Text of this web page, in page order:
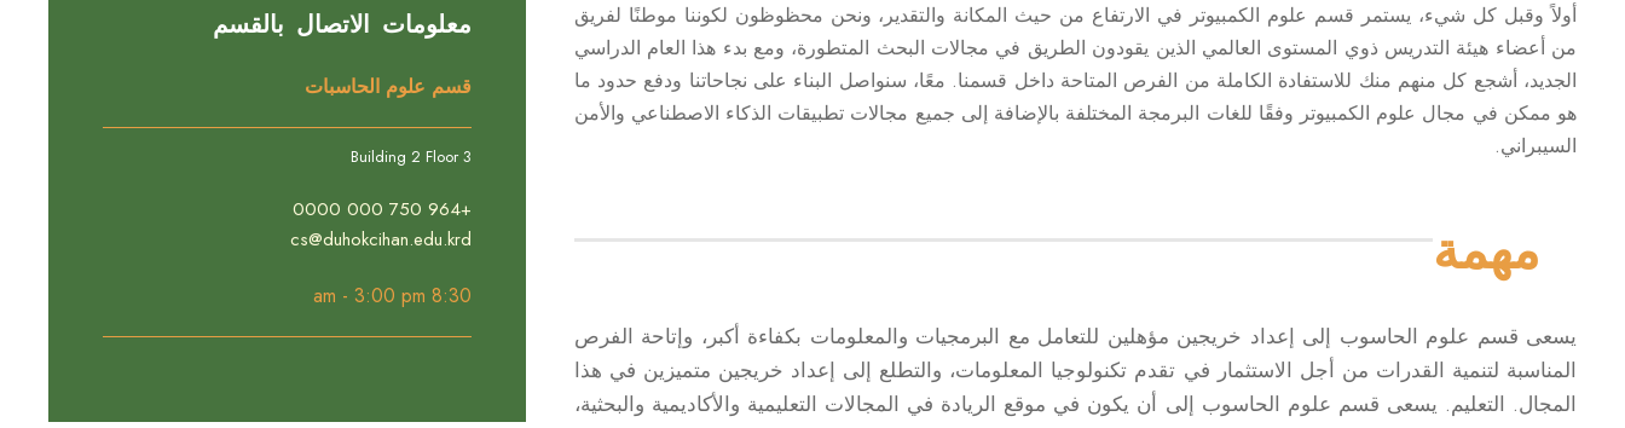
أولاً وقبل كل شيء، يستمر قسم علوم الكمبيوتر في الارتفاع من حيث المكانة والتقدير، ونحن محظوظون لكوننا موطنًا لفريق
من أعضاء هيئة التدريس ذوي المستوى العالمي الذين يقودون الطريق في مجالات البحث المتطورة، ومع بدء هذا العام الدراسي
الجديد، أشجع كل منهم منك للاستفادة الكاملة من الفرص المتاحة داخل قسمنا. معًا، سنواصل البناء على نجاحاتنا ودفع حدود ما
هو ممكن في مجال علوم الكمبيوتر وفقًا للغات البرمجة المختلفة بالإضافة إلى جميع مجالات تطبيقات الذكاء الاصطناعي والأمن
السيبراني.
مهمة
يسعى قسم علوم الحاسوب إلى إعداد خريجين مؤهلين للتعامل مع البرمجيات والمعلومات بكفاءة أكبر، وإتاحة الفرص
المناسبة لتنمية القدرات من أجل الاستثمار في تقدم تكنولوجيا المعلومات، والتطلع إلى إعداد خريجين متميزين في هذا
المجال. التعليم. يسعى قسم علوم الحاسوب إلى أن يكون في موقع الريادة في المجالات التعليمية والأكاديمية والبحثية،
معلومات الاتصال بالقسم
قسم علوم الحاسبات
Building 2 Floor 3
+964 750 000 0000
cs@duhokcihan.edu.krd
8:30 am - 3:00 pm